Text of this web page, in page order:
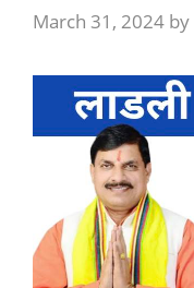
March 31, 2024 by